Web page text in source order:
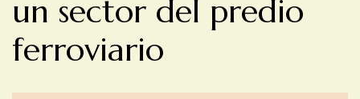
un sector del predio
ferroviario